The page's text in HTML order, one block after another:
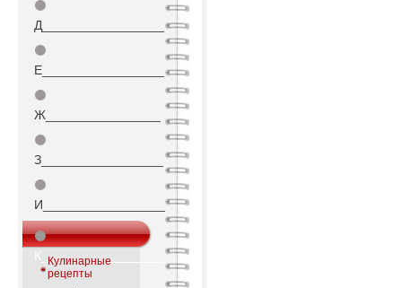
⚫
Д_________________
⚫
Е_________________
⚫
Ж________________
⚫
З_________________
⚫
И_________________
⚫
К_________________
Кулинарные
рецепты